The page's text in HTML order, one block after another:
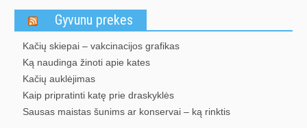
Gyvunu prekes
Kačių skiepai – vakcinacijos grafikas
Ką naudinga žinoti apie kates
Kačių auklėjimas
Kaip pripratinti katę prie draskyklės
Sausas maistas šunims ar konservai – ką rinktis